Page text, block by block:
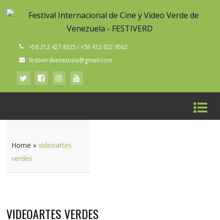
+58 212 427 8325 / +58 412 822 9562
festiverdvenezuela@gmail.com
Home »videoartes
verdes
VIDEOARTES VERDES